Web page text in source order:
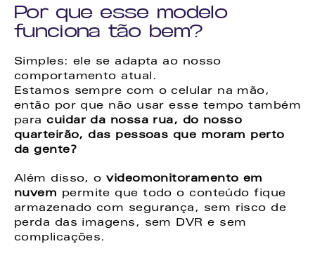
Por que esse modelo
funciona tão bem?
Simples: ele se adapta ao nosso
comportamento atual.
Estamos sempre com o celular na mão,
então por que não usar esse tempo também
para cuidar da nossa rua, do nosso
quarteirão, das pessoas que moram perto
da gente?
Além disso, o videomonitoramento em
nuvem permite que todo o conteúdo fique
armazenado com segurança, sem risco de
perda das imagens, sem DVR e sem
complicações.